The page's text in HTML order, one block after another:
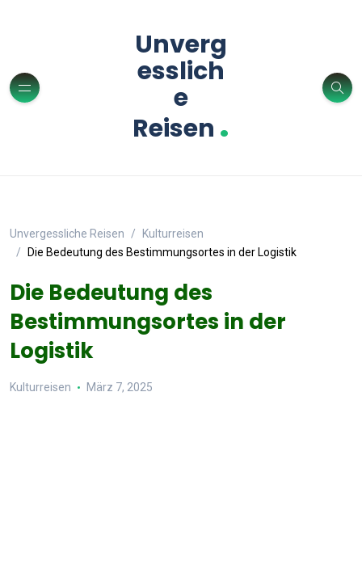
Unverg
esslich
e
Reisen .
Unvergessliche Reisen
Kulturreisen
Die Bedeutung des Bestimmungsortes in der Logistik
Die Bedeutung des
Bestimmungsortes in der
Logistik
Kulturreisen März 7, 2025